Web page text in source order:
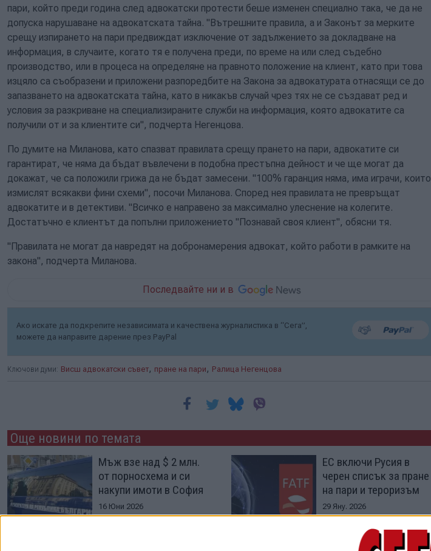
пари, който преди година след адвокатски протести беше изменен специално така, че да не
допуска нарушаване на адвокатската тайна. "Вътрешните правила, а и Законът за мерките
срещу изпирането на пари предвиждат изключение от задължението за докладване на
информация, в случаите, когато тя е получена преди, по време на или след съдебно
производство, или в процеса на определяне на правното положение на клиент, като при това
изцяло са съобразени и приложени разпоредбите на Закона за адвокатурата отнасящи се до
запазването на адвокатската тайна, като в никакъв случай чрез тях не се създават ред и
условия за разкриване на специализираните служби на информация, която адвокатите са
получили от и за клиентите си", подчерта Негенцова.
По думите на Миланова, като спазват правилата срещу прането на пари, адвокатите си
гарантират, че няма да бъдат въвлечени в подобна престъпна дейност и че ще могат да
докажат, че са положили грижа да не бъдат замесени. "100% гаранция няма, има играчи, които
измислят всякакви фини схеми", посочи Миланова. Според нея правилата не превръщат
адвокатите и в детективи. "Всичко е направено за максимално улеснение на колегите.
Достатъчно е клиентът да попълни приложението "Познавай своя клиент", обясни тя.
"Правилата не могат да навредят на добронамерения адвокат, който работи в рамките на
закона", подчерта Миланова.
Последвайте ни и в
Ако искате да подкрепите независимата и качествена журналистика в “Сега”,
можете да направите дарение през PayPal
Ключови думи: Висш адвокатски съвет, пране на пари , Ралица Негенцова
Още новини по темата
Мъж взе над $ 2 млн.
от порносхема и си
накупи имоти в София
16 Юни 2026
ЕС включи Русия в
черен списък за пране
на пари и тероризъм
29 Яну. 2026